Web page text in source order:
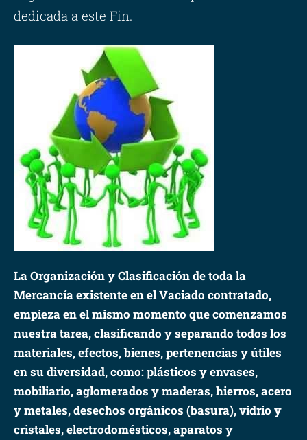
dedicada a este Fin.
La Organización y Clasificación de toda la
Mercancía existente en el Vaciado contratado,
empieza en el mismo momento que comenzamos
nuestra tarea, clasificando y separando todos los
materiales, efectos, bienes, pertenencias y útiles
en su diversidad, como: plásticos y envases,
mobiliario, aglomerados y maderas, hierros, acero
y metales, desechos orgánicos (basura), vidrio y
cristales, electrodomésticos, aparatos y